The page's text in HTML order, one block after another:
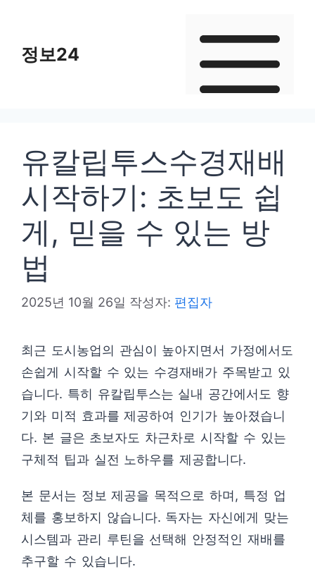
정보24
유칼립투스수경재배
시작하기: 초보도 쉽
게, 믿을 수 있는 방
법
2025년 10월 26일 작성자: 편집자
최근 도시농업의 관심이 높아지면서 가정에서도
손쉽게 시작할 수 있는 수경재배가 주목받고 있
습니다. 특히 유칼립투스는 실내 공간에서도 향
기와 미적 효과를 제공하여 인기가 높아졌습니
다. 본 글은 초보자도 차근차로 시작할 수 있는
구체적 팁과 실전 노하우를 제공합니다.
본 문서는 정보 제공을 목적으로 하며, 특정 업
체를 홍보하지 않습니다. 독자는 자신에게 맞는
시스템과 관리 루틴을 선택해 안정적인 재배를
추구할 수 있습니다.